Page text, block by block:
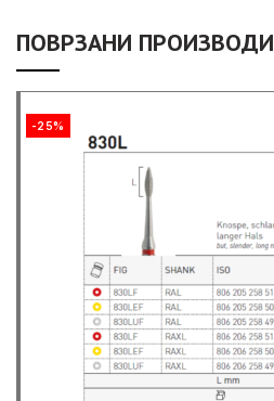
ПОВРЗАНИ ПРОИЗВОДИ
-25%